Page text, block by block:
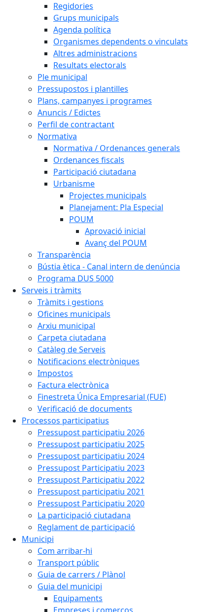
Regidories
Grups municipals
Agenda política
Organismes dependents o vinculats
Altres administracions
Resultats electorals
Ple municipal
Pressupostos i plantilles
Plans, campanyes i programes
Anuncis / Edictes
Perfil de contractant
Normativa
Normativa / Ordenances generals
Ordenances fiscals
Participació ciutadana
Urbanisme
Projectes municipals
Planejament: Pla Especial
POUM
Aprovació inicial
Avanç del POUM
Transparència
Bústia ètica - Canal intern de denúncia
Programa DUS 5000
Serveis i tràmits
Tràmits i gestions
Oficines municipals
Arxiu municipal
Carpeta ciutadana
Catàleg de Serveis
Notificacions electròniques
Impostos
Factura electrònica
Finestreta Única Empresarial (FUE)
Verificació de documents
Processos participatius
Pressupost participatiu 2026
Pressupost participatiu 2025
Pressupost participatiu 2024
Pressupost Participatiu 2023
Pressupost Participatiu 2022
Pressupost participatiu 2021
Pressupost Participatiu 2020
La participació ciutadana
Reglament de participació
Municipi
Com arribar-hi
Transport públic
Guia de carrers / Plànol
Guia del municipi
Equipaments